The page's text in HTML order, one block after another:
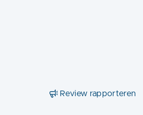
Review rapporteren